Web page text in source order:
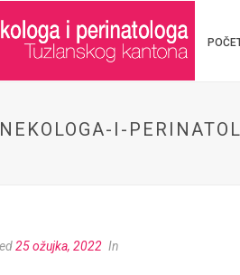
I-
25 ožujka, 2022 In